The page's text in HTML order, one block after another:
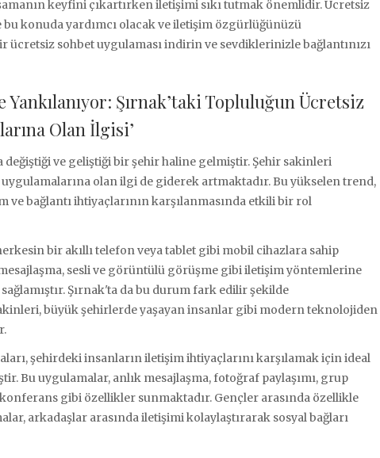
keyfini çıkartırken iletişimi sıkı tutmak önemlidir. Ücretsiz
bu konuda yardımcı olacak ve iletişim özgürlüğünüzü
ücretsiz sohbet uygulaması indirin ve sevdiklerinizle bağlantınızı
Yankılanıyor: Şırnak’taki Topluluğun Ücretsiz
Olan İlgisi’
değiştiği ve geliştiği bir şehir haline gelmiştir. Şehir sakinleri
olan ilgi de giderek artmaktadır. Bu yükselen trend,
ve bağlantı ihtiyaçlarının karşılanmasında etkili bir rol
bir akıllı telefon veya tablet gibi mobil cihazlara sahip
sesli ve görüntülü görüşme gibi iletişim yöntemlerine
Şırnak'ta da bu durum fark edilir şekilde
büyük şehirlerde yaşayan insanlar gibi modern teknolojiden
şehirdeki insanların iletişim ihtiyaçlarını karşılamak için ideal
Bu uygulamalar, anlık mesajlaşma, fotoğraf paylaşımı, grup
gibi özellikler sunmaktadır. Gençler arasında özellikle
arkadaşlar arasında iletişimi kolaylaştırarak sosyal bağları